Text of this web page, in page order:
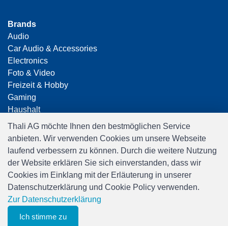
Brands
Audio
Car Audio & Accessories
Electronics
Foto & Video
Freizeit & Hobby
Gaming
Haushalt
Home Office & Business
Merchandising
Smart Home
Spielwaren
Travel
Thali AG möchte Ihnen den bestmöglichen Service
anbieten. Wir verwenden Cookies um unsere Webseite
laufend verbessern zu können. Durch die weitere Nutzung
der Website erklären Sie sich einverstanden, dass wir
Cookies im Einklang mit der Erläuterung in unserer
Datenschutzerklärung und Cookie Policy verwenden.
Zur Datenschutzerklärung
Ich stimme zu